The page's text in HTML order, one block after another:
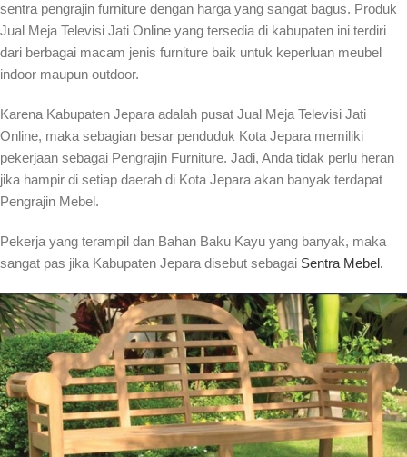
sentra pengrajin furniture dengan harga yang sangat bagus. Produk
Jual Meja Televisi Jati Online yang tersedia di kabupaten ini terdiri
dari berbagai macam jenis furniture baik untuk keperluan meubel
indoor maupun outdoor.
Karena Kabupaten Jepara adalah pusat Jual Meja Televisi Jati
Online, maka sebagian besar penduduk Kota Jepara memiliki
pekerjaan sebagai Pengrajin Furniture. Jadi, Anda tidak perlu heran
jika hampir di setiap daerah di Kota Jepara akan banyak terdapat
Pengrajin Mebel.
Pekerja yang terampil dan Bahan Baku Kayu yang banyak, maka
sangat pas jika Kabupaten Jepara disebut sebagai Sentra Mebel.